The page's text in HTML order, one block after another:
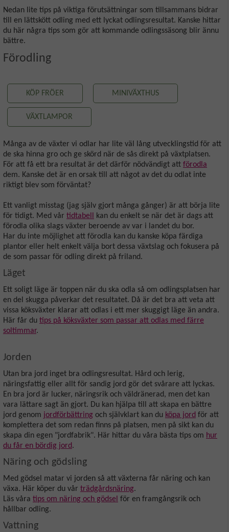
Nedan lite tips på viktiga förutsättningar som tillsammans bidrar
till en lättskött odling med ett lyckat odlingsresultat. Kanske hittar
du här några tips som gör att kommande odlingssäsong blir ännu
bättre.
Förodling
KÖP FRÖER MINIVÄXTHUS
VÄXTLAMPOR
Många av de växter vi odlar har lite väl lång utvecklingstid för att
de ska hinna gro och ge skörd när de sås direkt på växtplatsen.
För att få ett bra resultat är det därför nödvändigt att förodla
dem. Kanske det är en orsak till att något av det du odlat inte
riktigt blev som förväntat?
Ett vanligt misstag (jag själv gjort många gånger) är att börja lite
för tidigt. Med vår tidtabell kan du enkelt se när det är dags att
förodla olika slags växter beroende av var i landet du bor.
Har du inte möjlighet att förodla kan du kanske köpa färdiga
plantor eller helt enkelt välja bort dessa växtslag och fokusera på
de som passar för odling direkt på friland.
Läget
Ett soligt läge är toppen när du ska odla så om odlingsplatsen har
en del skugga påverkar det resultatet. Då är det bra att veta att
vissa köksväxter klarar att odlas i ett mer skuggigt läge än andra.
Här får du tips på köksväxter som passar att odlas med färre
soltimmar.
Jorden
Utan bra jord inget bra odlingsresultat. Hård och lerig,
näringsfattig eller allt för sandig jord gör det svårare att lyckas.
En bra jord är lucker, näringsrik och väldränerad, men det kan
vara lättare sagt än gjort. Du kan hjälpa till att skapa en bättre
jord genom jordförbättring och självklart kan du köpa jord för att
komplettera det som redan finns på platsen, men på sikt kan du
skapa din egen "jordfabrik". Här hittar du våra bästa tips om hur
du får en bördig jord.
Näring och gödsling
Med gödsel matar vi jorden så att växterna får näring och kan
växa. Här köper du vår trädgårdsnäring.
Läs våra tips om näring och gödsel för en framgångsrik och
hållbar odling.
Vattning